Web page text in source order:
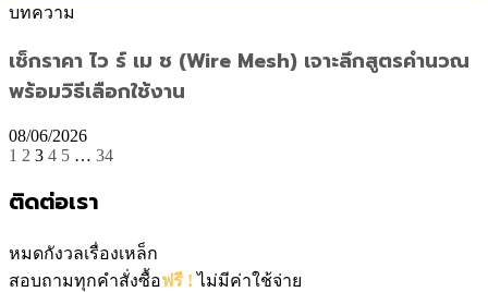
บทความ
เช็กราคา ไว ร์ เม ช (Wire Mesh) เจาะลึกสูตรคำนวณ
พร้อมวิธีเลือกใช้งาน
08/06/2026
1 2 3 4 5 … 34
ติดต่อเรา
หมดกังวลเรื่องเหล็ก
สอบถามทุกคำสั่งซื้อฟรี ! ไม่มีค่าใช้จ่าย